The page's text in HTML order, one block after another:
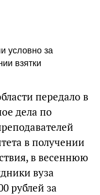
условно за
взятки
передало в
дела по
в получении
в весеннюю
вуза
рублей за